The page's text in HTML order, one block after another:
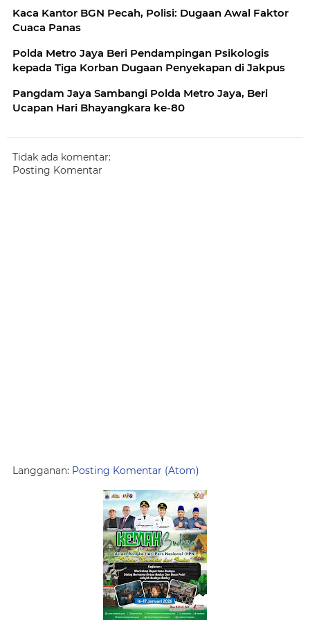
Kaca Kantor BGN Pecah, Polisi: Dugaan Awal Faktor
Cuaca Panas
Polda Metro Jaya Beri Pendampingan Psikologis
kepada Tiga Korban Dugaan Penyekapan di Jakpus
Pangdam Jaya Sambangi Polda Metro Jaya, Beri
Ucapan Hari Bhayangkara ke-80
Tidak ada komentar:
Posting Komentar
Langganan: Posting Komentar (Atom)